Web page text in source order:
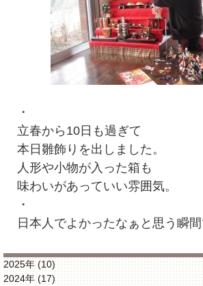
・
立春から10日も過ぎて
本日雛飾りを出しました。
人形や小物が入った箱も
味わいがあっていい雰囲気。
・
日本人でよかったなぁと思う瞬間
2025年 (10)
2024年 (17)